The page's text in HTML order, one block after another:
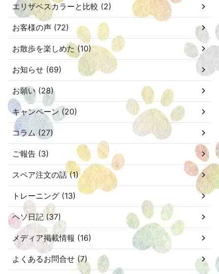
エリザベスカラーと比較 (2)
お客様の声 (72)
お散歩を楽しめた (10)
お知らせ (69)
お願い (28)
キャンペーン (20)
コラム (27)
ご報告 (3)
スペア注文の話 (1)
トレーニング (13)
ヘソ日記 (37)
メディア掲載情報 (16)
よくあるお問合せ (7)